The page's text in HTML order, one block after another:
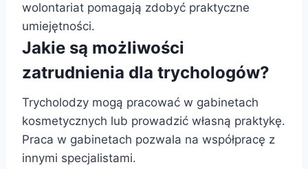
wolontariat pomagają zdobyć praktyczne
umiejętności.
Jakie są możliwości
zatrudnienia dla trychologów?
Trycholodzy mogą pracować w gabinetach
kosmetycznych lub prowadzić własną praktykę.
Praca w gabinetach pozwala na współpracę z
innymi specjalistami.